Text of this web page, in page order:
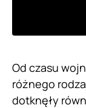
Od czasu
różnego
dotknęły